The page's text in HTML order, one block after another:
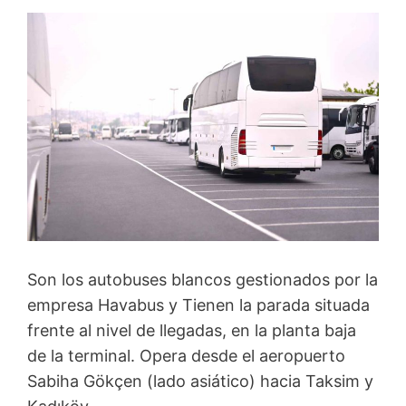
Son los autobuses blancos gestionados por la
empresa Havabus y Tienen la parada situada
frente al nivel de llegadas, en la planta baja
de la terminal. Opera desde el aeropuerto
Sabiha Gökçen (lado asiático) hacia Taksim y